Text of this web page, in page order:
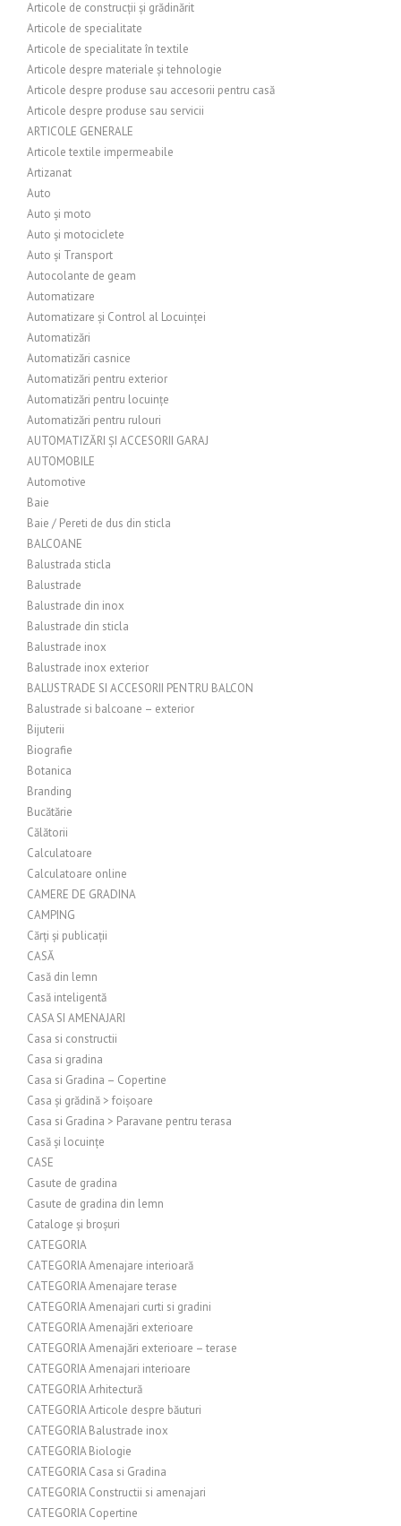
Articole de construcții și grădinărit
Articole de specialitate
Articole de specialitate în textile
Articole despre materiale și tehnologie
Articole despre produse sau accesorii pentru casă
Articole despre produse sau servicii
ARTICOLE GENERALE
Articole textile impermeabile
Artizanat
Auto
Auto și moto
Auto și motociclete
Auto și Transport
Autocolante de geam
Automatizare
Automatizare și Control al Locuinței
Automatizări
Automatizări casnice
Automatizări pentru exterior
Automatizări pentru locuințe
Automatizări pentru rulouri
AUTOMATIZĂRI ȘI ACCESORII GARAJ
AUTOMOBILE
Automotive
Baie
Baie / Pereti de dus din sticla
BALCOANE
Balustrada sticla
Balustrade
Balustrade din inox
Balustrade din sticla
Balustrade inox
Balustrade inox exterior
BALUSTRADE SI ACCESORII PENTRU BALCON
Balustrade si balcoane – exterior
Bijuterii
Biografie
Botanica
Branding
Bucătărie
Călătorii
Calculatoare
Calculatoare online
CAMERE DE GRADINA
CAMPING
Cărți și publicații
CASĂ
Casă din lemn
Casă inteligentă
CASA SI AMENAJARI
Casa si constructii
Casa si gradina
Casa si Gradina – Copertine
Casa și grădină > foișoare
Casa si Gradina > Paravane pentru terasa
Casă și locuințe
CASE
Casute de gradina
Casute de gradina din lemn
Cataloge și broșuri
CATEGORIA
CATEGORIA Amenajare interioară
CATEGORIA Amenajare terase
CATEGORIA Amenajari curti si gradini
CATEGORIA Amenajări exterioare
CATEGORIA Amenajări exterioare – terase
CATEGORIA Amenajari interioare
CATEGORIA Arhitectură
CATEGORIA Articole despre băuturi
CATEGORIA Balustrade inox
CATEGORIA Biologie
CATEGORIA Casa si Gradina
CATEGORIA Constructii si amenajari
CATEGORIA Copertine